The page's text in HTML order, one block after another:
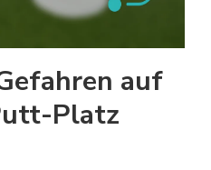
auf
Platz